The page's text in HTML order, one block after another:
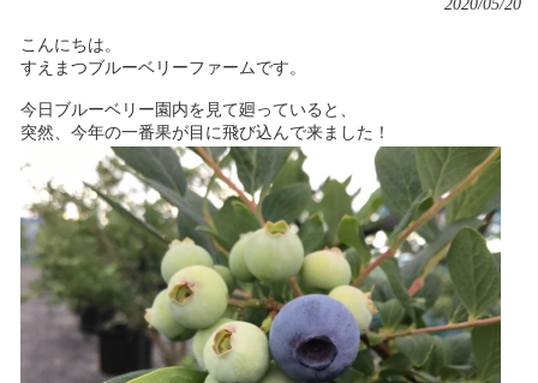
2020/05/20
こんにちは。
すえまつブルーベリーファームです。
今日ブルーベリー園内を見て廻っていると、
突然、今年の一番果が目に飛び込んで来ました！